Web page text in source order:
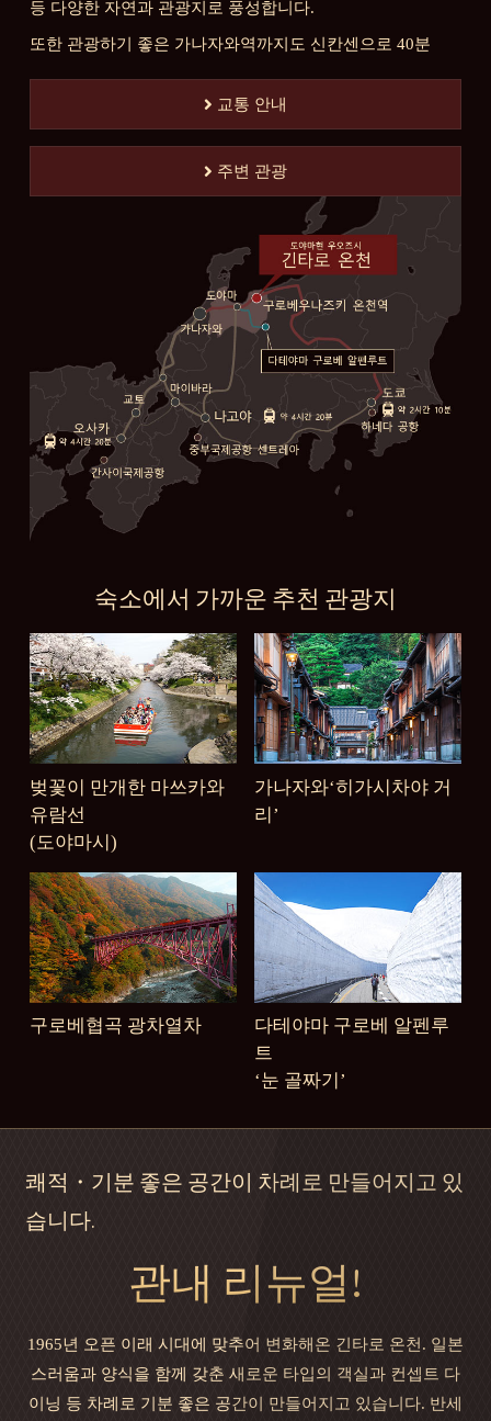
등 다양한 자연과 관광지로 풍성합니다.
또한 관광하기 좋은 가나자와역까지도 신칸센으로 40분
교통 안내
주변 관광
숙소에서 가까운 추천 관광지
벚꽃이 만개한 마쓰카와
유람선
(도야마시)
가나자와‘히가시차야 거
리’
구로베협곡 광차열차
다테야마 구로베 알펜루
트
‘눈 골짜기’
쾌적・기분 좋은 공간이 차례로 만들어지고 있
습니다.
관내 리뉴얼!
1965년 오픈 이래 시대에 맞추어 변화해온 긴타로 온천. 일본
스러움과 양식을 함께 갖춘 새로운 타입의 객실과 컨셉트 다
이닝 등 차례로 기분 좋은 공간이 만들어지고 있습니다. 반세